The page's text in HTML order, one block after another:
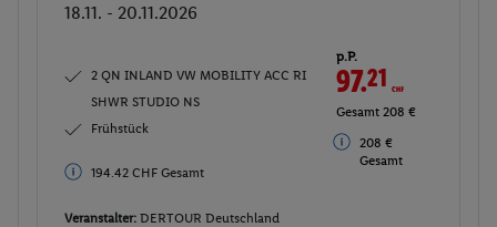
18.11. - 20.11.2026
2 QN INLAND VW MOBILITY ACC RI
SHWR STUDIO NS
Frühstück
194.42 CHF Gesamt
p.P.
97.21 CHF
Gesamt 208 €
208 €
Gesamt
Veranstalter: DERTOUR Deutschland